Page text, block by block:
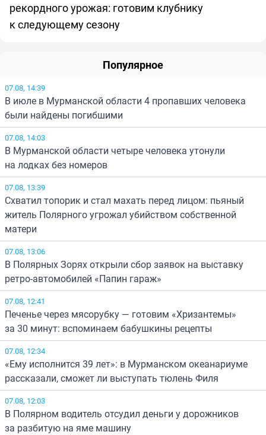
рекордного урожая: готовим клубнику
к следующему сезону
Популярное
07.08, 14:39
В июле в Мурманской области 4 пропавших человека
были найдены погибшими
07.08, 14:03
В Мурманской области четыре человека утонули
на лодках без номеров
07.08, 13:39
Схватил топорик и стал махать перед лицом: пьяный
житель Полярного угрожал убийством собственной
матери
07.08, 13:06
В Полярных Зорях открыли сбор заявок на выставку
ретро-автомобилей «Папин гараж»
07.08, 12:41
Печенье через мясорубку — готовим «Хризантемы»
за 30 минут: вспоминаем бабушкины рецепты
07.08, 12:34
«Ему исполнится 39 лет»: в Мурманском океанариуме
рассказали, сможет ли выступать тюлень Филя
07.08, 12:03
В Полярном водитель отсудил деньги у дорожников
за разбитую на яме машину